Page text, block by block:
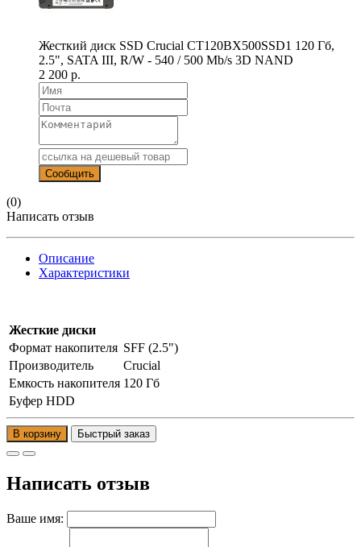
Жесткий диск SSD Crucial CT120BX500SSD1 120 Гб,
2.5", SATA III, R/W - 540 / 500 Mb/s 3D NAND
2 200 р.
(0)
Написать отзыв
Описание
Характеристики
Жесткие диски
Формат накопителя SFF (2.5")
Производитель
Crucial
Емкость накопителя 120 Гб
Буфер HDD
В корзину
Написать отзыв
Ваше имя: